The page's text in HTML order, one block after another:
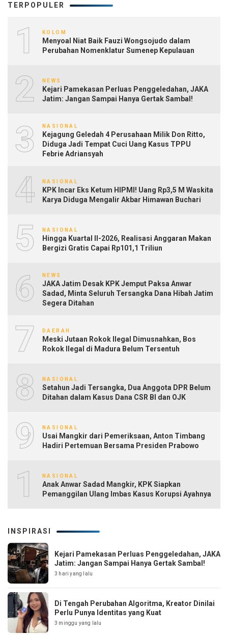
TERPOPULER
1 KOLOM
Menyoal Niat Baik Fauzi Wongsojudo dalam
Perubahan Nomenklatur Sumenep Kepulauan
2 NEWS
Kejari Pamekasan Perluas Penggeledahan, JAKA
Jatim: Jangan Sampai Hanya Gertak Sambal!
3 NASIONAL
Kejagung Geledah 4 Perusahaan Milik Don Ritto,
Diduga Jadi Tempat Cuci Uang Kasus TPPU
Febrie Adriansyah
4 NASIONAL
KPK Incar Eks Ketum HIPMI! Uang Rp3,5 M Waskita
Karya Diduga Mengalir Akbar Himawan Buchari
5 NASIONAL
Hingga Kuartal II-2026, Realisasi Anggaran Makan
Bergizi Gratis Capai Rp101,1 Triliun
6 NEWS
JAKA Jatim Desak KPK Jemput Paksa Anwar
Sadad, Minta Seluruh Tersangka Dana Hibah Jatim
Segera Ditahan
7 DAERAH
Meski Jutaan Rokok Ilegal Dimusnahkan, Bos
Rokok Ilegal di Madura Belum Tersentuh
8 NASIONAL
Setahun Jadi Tersangka, Dua Anggota DPR Belum
Ditahan dalam Kasus Dana CSR BI dan OJK
9 NASIONAL
Usai Mangkir dari Pemeriksaan, Anton Timbang
Hadiri Pertemuan Bersama Presiden Prabowo
10NASIONAL
Anak Anwar Sadad Mangkir, KPK Siapkan
Pemanggilan Ulang Imbas Kasus Korupsi Ayahnya
INSPIRASI
Kejari Pamekasan Perluas Penggeledahan, JAKA
Jatim: Jangan Sampai Hanya Gertak Sambal!
3 hari yang lalu
Di Tengah Perubahan Algoritma, Kreator Dinilai
Perlu Punya Identitas yang Kuat
3 minggu yang lalu